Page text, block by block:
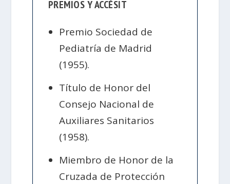
PREMIOS Y ACCÉSIT
Premio Sociedad de
Pediatría de Madrid
(1955).
Título de Honor del
Consejo Nacional de
Auxiliares Sanitarios
(1958).
Miembro de Honor de la
Cruzada de Protección